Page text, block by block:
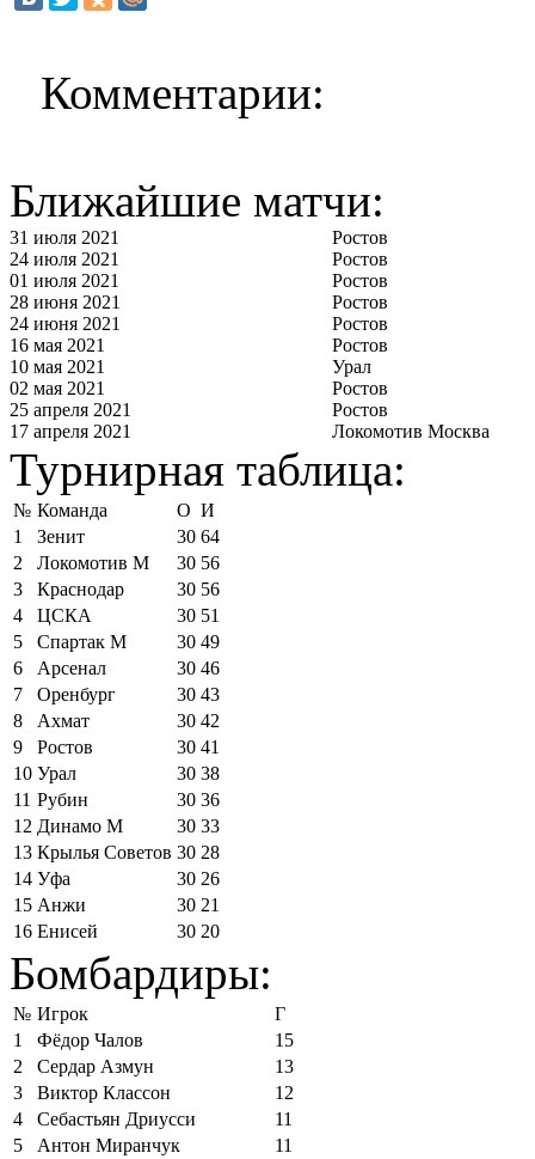
Комментарии:
Ближайшие матчи:
31 июля 2021
Ростов
24 июля 2021
Ростов
01 июля 2021
Ростов
28 июня 2021
Ростов
24 июня 2021
Ростов
16 мая 2021
Ростов
10 мая 2021
Урал
02 мая 2021
Ростов
25 апреля 2021
Ростов
17 апреля 2021
Локомотив Москва
Турнирная таблица:
№ Команда О И
1
Зенит 30 64
2
Локомотив М 30 56
3
Краснодар 30 56
4
ЦСКА 30 51
5
Спартак М 30 49
6
Арсенал 30 46
7
Оренбург 30 43
8
Ахмат 30 42
9
Ростов 30 41
10 Урал 30 38
11 Рубин 30 36
12 Динамо М 30 33
13 Крылья Советов 30 28
14 Уфа 30 26
15 Анжи 30 21
16 Енисей 30 20
Бомбардиры:
№ Игрок
Г
1
Фёдор Чалов
15
2
Сердар Азмун
13
3
Виктор Классон
12
4
Себастьян Дриусси
11
5
Антон Миранчук
11